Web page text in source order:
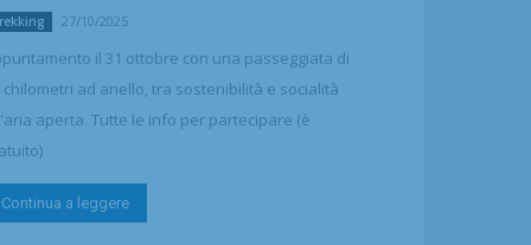
27/10/2025
il 31 ottobre con una passeggiata di
chilometri ad anello, tra sostenibilità e socialità
aperta. Tutte le info per partecipare (è
Continua a leggere